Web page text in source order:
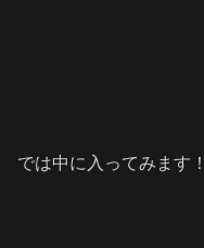
では中に入ってみます！